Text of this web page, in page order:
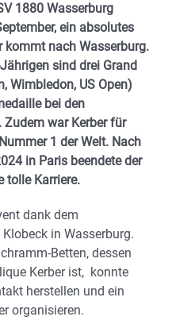
1880 Wasserburg
ein absolutes
kommt nach Wasserburg.
sind drei Grand
Wimbledon, US Open)
bei den
war Kerber für
1 der Welt. Nach
in Paris beendete der
tolle Karriere.
dank dem
in Wasserburg.
Betten, dessen
Kerber ist, konnte
herstellen und ein
organisieren.